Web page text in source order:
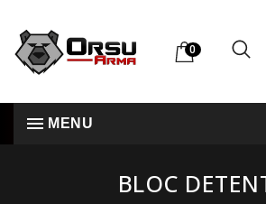
0
MENU
BLOC